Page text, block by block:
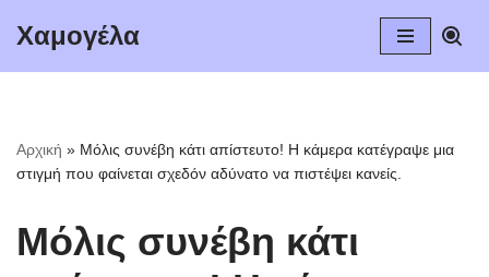
Χαμογέλα
Αρχική » Μόλις συνέβη κάτι απίστευτο! Η κάμερα κατέγραψε μια
στιγμή που φαίνεται σχεδόν αδύνατο να πιστέψει κανείς.
Μόλις συνέβη κάτι